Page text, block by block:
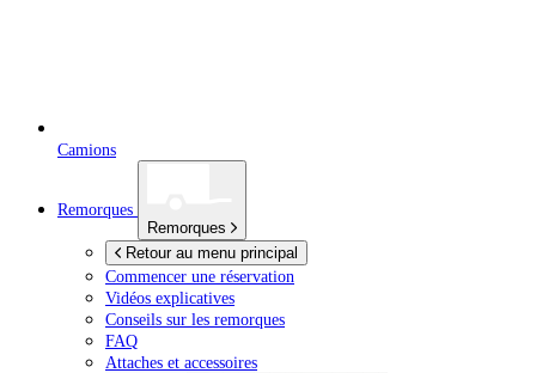
Camions
Remorques
Remorques
Retour au menu principal
Commencer une réservation
Vidéos explicatives
Conseils sur les remorques
FAQ
Attaches et accessoires